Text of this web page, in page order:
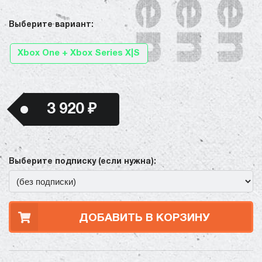
Выберите вариант:
Xbox One + Xbox Series X|S
3 920 ₽
Выберите подписку (если нужна):
ДОБАВИТЬ В КОРЗИНУ